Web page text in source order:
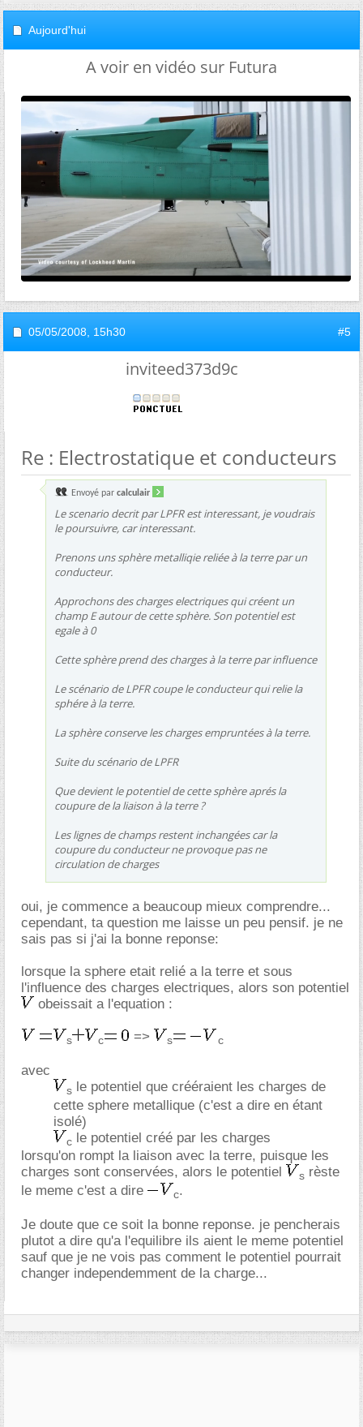
Aujourd'hui
A voir en vidéo sur Futura
05/05/2008, 15h30 #5
inviteed373d9c
Re : Electrostatique et conducteurs
Envoyé par calculair
Le scenario decrit par LPFR est interessant, je voudrais
le poursuivre, car interessant.
Prenons uns sphère metalliqie reliée à la terre par un
conducteur.
Approchons des charges electriques qui créent un
champ E autour de cette sphère. Son potentiel est
egale à 0
Cette sphère prend des charges à la terre par influence
Le scénario de LPFR coupe le conducteur qui relie la
sphére à la terre.
La sphère conserve les charges empruntées à la terre.
Suite du scénario de LPFR
Que devient le potentiel de cette sphère aprés la
coupure de la liaison à la terre ?
Les lignes de champs restent inchangées car la
coupure du conducteur ne provoque pas ne
circulation de charges
oui, je commence a beaucoup mieux comprendre...
cependant, ta question me laisse un peu pensif. je ne
sais pas si j'ai la bonne reponse:
lorsque la sphere etait relié a la terre et sous
l'influence des charges electriques, alors son potentiel
obeissait a l'equation :
s c => s c
avec
s le potentiel que crééraient les charges de
cette sphere metallique (c'est a dire en étant
isolé)
c le potentiel créé par les charges
lorsqu'on rompt la liaison avec la terre, puisque les
charges sont conservées, alors le potentiel
s rèste
le meme c'est a dire
c.
Je doute que ce soit la bonne reponse. je pencherais
plutot a dire qu'a l'equilibre ils aient le meme potentiel
sauf que je ne vois pas comment le potentiel pourrait
changer independemment de la charge...